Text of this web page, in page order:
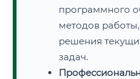
программного
методов
решения
задач.